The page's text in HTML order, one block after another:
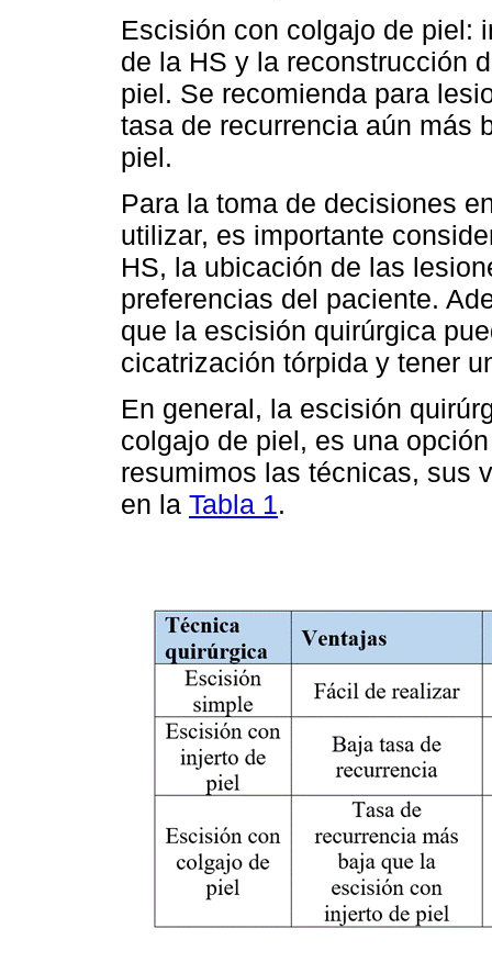
Escisión con colgajo de piel:
de la HS y la reconstrucción
piel. Se recomienda para
tasa de recurrencia aún más
piel.
Para la toma de decisiones
utilizar, es importante
HS, la ubicación de las
preferencias del paciente.
que la escisión quirúrgica
cicatrización tórpida y tener
En general, la escisión
colgajo de piel, es una
resumimos las técnicas, sus
en la Tabla 1.